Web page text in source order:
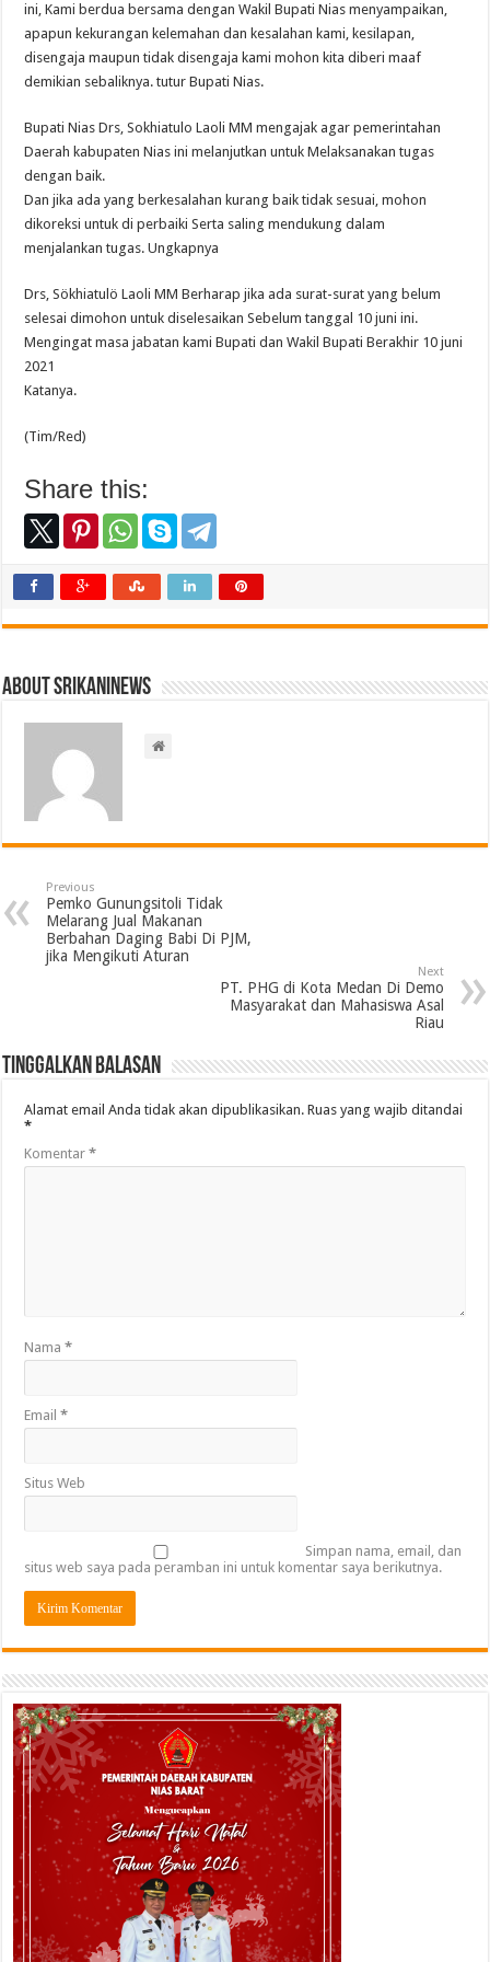
ini, Kami berdua bersama dengan Wakil Bupati Nias menyampaikan,
apapun kekurangan kelemahan dan kesalahan kami, kesilapan,
disengaja maupun tidak disengaja kami mohon kita diberi maaf
demikian sebaliknya. tutur Bupati Nias.
Bupati Nias Drs, Sokhiatulo Laoli MM mengajak agar pemerintahan
Daerah kabupaten Nias ini melanjutkan untuk Melaksanakan tugas
dengan baik.
Dan jika ada yang berkesalahan kurang baik tidak sesuai, mohon
dikoreksi untuk di perbaiki Serta saling mendukung dalam
menjalankan tugas. Ungkapnya
Drs, Sökhiatulö Laoli MM Berharap jika ada surat-surat yang belum
selesai dimohon untuk diselesaikan Sebelum tanggal 10 juni ini.
Mengingat masa jabatan kami Bupati dan Wakil Bupati Berakhir 10 juni
2021
Katanya.
(Tim/Red)
Share this:
About srikaninews
Previous
Pemko Gunungsitoli Tidak
Melarang Jual Makanan
Berbahan Daging Babi Di PJM,
jika Mengikuti Aturan
Next
PT. PHG di Kota Medan Di Demo
Masyarakat dan Mahasiswa Asal
Riau
Tinggalkan Balasan
Alamat email Anda tidak akan dipublikasikan. Ruas yang wajib ditandai
*
Komentar*
Nama*
Email*
Situs Web
Simpan nama, email, dan
situs web saya pada peramban ini untuk komentar saya berikutnya.